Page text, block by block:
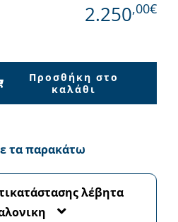
2.250,00€
Προσθήκη στο
καλάθι
τα παρακάτω
λέβητα